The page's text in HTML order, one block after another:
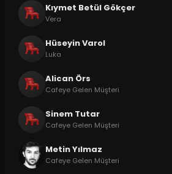
Kıymet Betül Gökçer
Vera
Hüseyin Varol
Luka
Alican Örs
Cafeye Gelen Müşteri
Sinem Tutar
Cafeye Gelen Müşteri
Metin Yılmaz
Cafeye Gelen Müşteri